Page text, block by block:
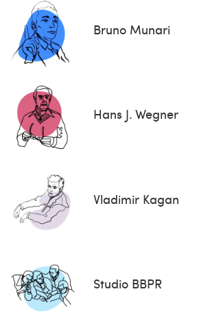
Bruno Munari
Hans J. Wegner
Vladimir Kagan
Studio BBPR